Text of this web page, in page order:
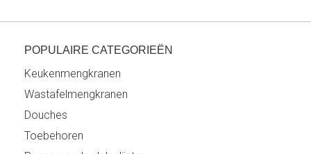
POPULAIRE CATEGORIEËN
Keukenmengkranen
Wastafelmengkranen
Douches
Toebehoren